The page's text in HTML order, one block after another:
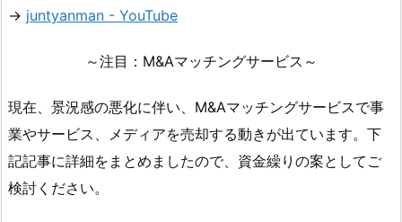
→ juntyanman - YouTube
～注目：M&Aマッチングサービス～
現在、景況感の悪化に伴い、M&Aマッチングサービスで事
業やサービス、メディアを売却する動きが出ています。下
記記事に詳細をまとめましたので、資金繰りの案としてご
検討ください。